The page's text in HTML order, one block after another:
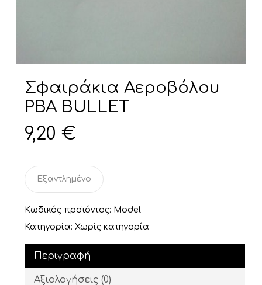
Σφαιράκια Αεροβόλου
ΡΒΑ ΒULLET
9,20 €
Εξαντλημένο
Κωδικός προϊόντος: Model
Κατηγορία: Χωρίς κατηγορία
Περιγραφή
Αξιολογήσεις (0)